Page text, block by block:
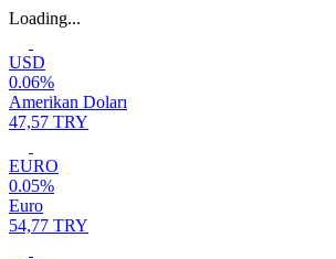
Loading...
USD
0.06%
Amerikan Doları
47,57 TRY
EURO
0.05%
Euro
54,77 TRY